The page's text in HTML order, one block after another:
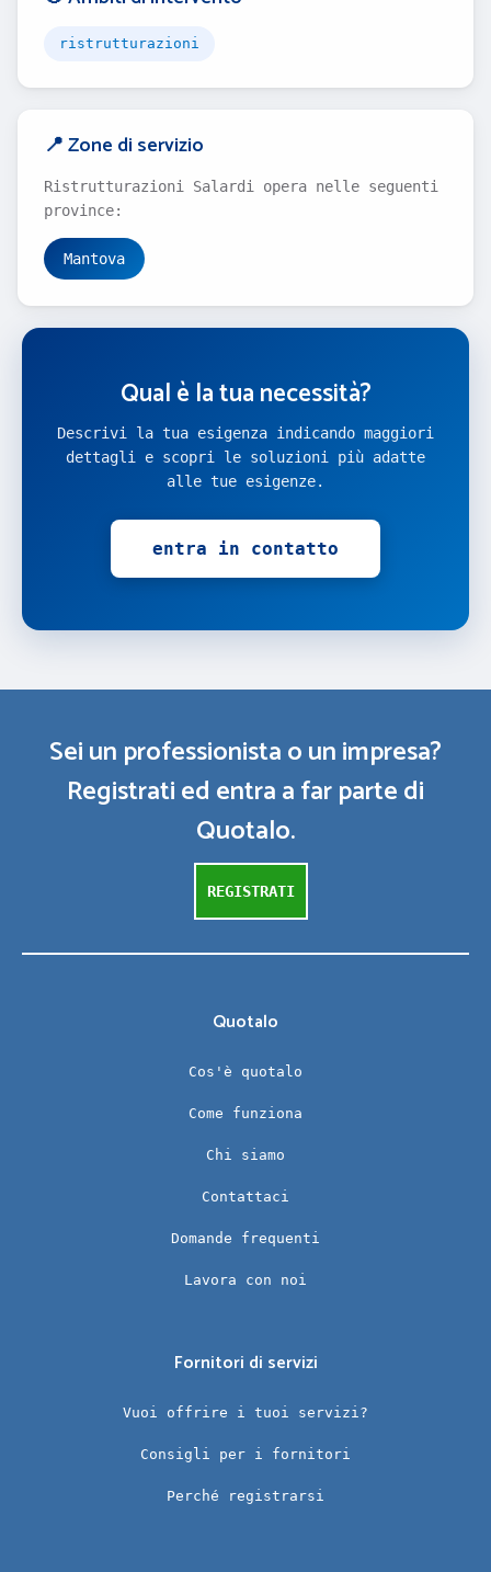
ristrutturazioni
📍 Zone di servizio
Ristrutturazioni Salardi opera nelle seguenti
province:
Mantova
Qual è la tua necessità?
Descrivi la tua esigenza indicando maggiori
dettagli e scopri le soluzioni più adatte
alle tue esigenze.
entra in contatto
Sei un professionista o un impresa?
Registrati ed entra a far parte di
Quotalo.
REGISTRATI
Quotalo
Cos'è quotalo
Come funziona
Chi siamo
Contattaci
Domande frequenti
Lavora con noi
Fornitori di servizi
Vuoi offrire i tuoi servizi?
Consigli per i fornitori
Perché registrarsi